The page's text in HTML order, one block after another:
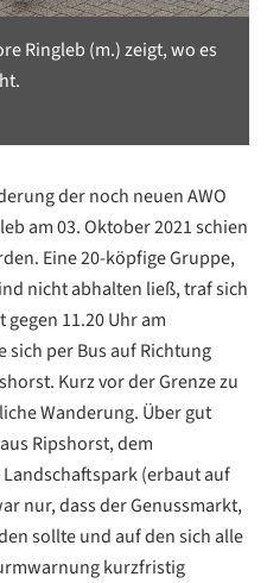
Ringleb (m.) zeigt, wo es
der noch neuen AWO
am 03. Oktober 2021 schien
Eine 20-köpfige Gruppe,
nicht abhalten ließ, traf sich
11.20 Uhr am
per Bus auf Richtung
Kurz vor der Grenze zu
Wanderung. Über gut
Ripshorst, dem
(erbaut auf
nur, dass der Genussmarkt,
sollte und auf den sich alle
kurzfristig